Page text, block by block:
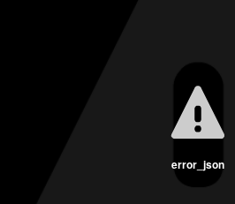
error_json